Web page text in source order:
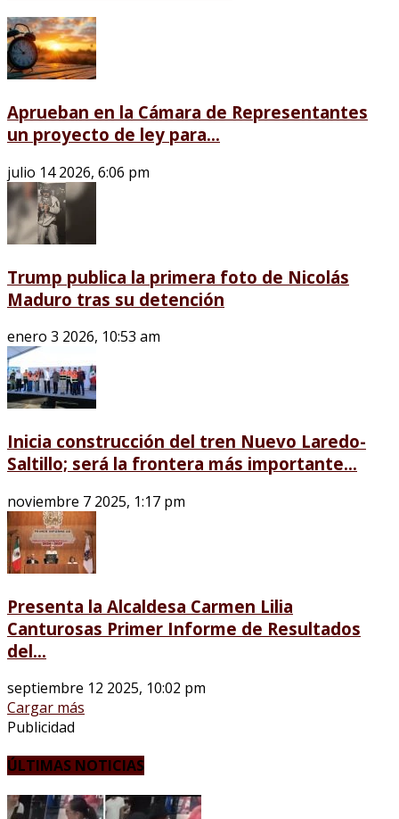
Aprueban en la Cámara de Representantes
un proyecto de ley para...
julio 14 2026, 6:06 pm
Trump publica la primera foto de Nicolás
Maduro tras su detención
enero 3 2026, 10:53 am
Inicia construcción del tren Nuevo Laredo-
Saltillo; será la frontera más importante...
noviembre 7 2025, 1:17 pm
Presenta la Alcaldesa Carmen Lilia
Canturosas Primer Informe de Resultados
del...
septiembre 12 2025, 10:02 pm
Cargar más
Publicidad
ÚLTIMAS NOTICIAS